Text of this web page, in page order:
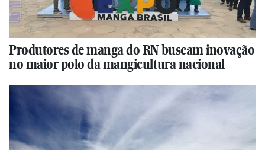
Produtores de manga do RN buscam inovação
no maior polo da mangicultura nacional